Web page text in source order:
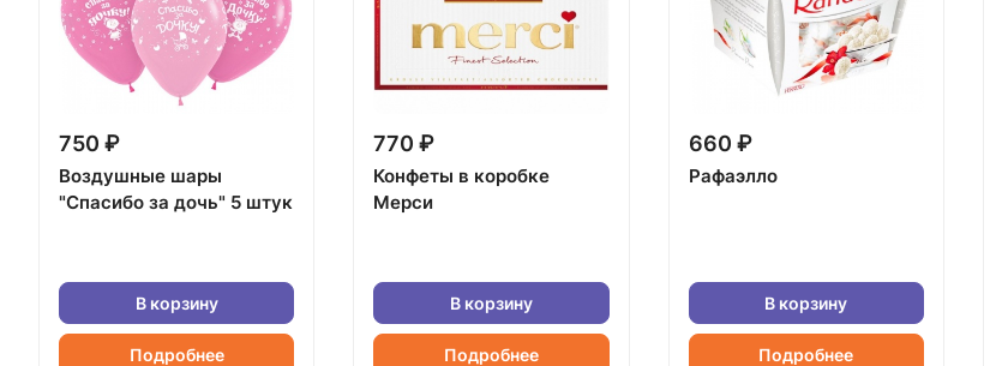
750 ₽
Воздушные шары
"Спасибо за дочь" 5 штук
В корзину
Подробнее
770 ₽
Конфеты в коробке
Мерси
В корзину
Подробнее
660 ₽
Рафаэлло
В корзину
Подробнее